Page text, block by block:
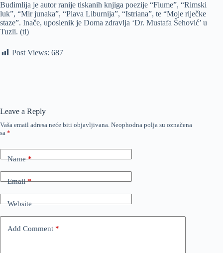
Budimlija je autor ranije tiskanih knjiga poezije “Fiume”, “Rimski
luk”, “Mir junaka”, “Plava Liburnija”, “Istriana”, te “Moje riječke
staze”. Inače, uposlenik je Doma zdravlja ‘Dr. Mustafa Šehović’ u
Tuzli. (tl)
Post Views: 687
Leave a Reply
Vaša email adresa neće biti objavljivana. Neophodna polja su označena
sa *
Name*
Email*
Website
Add Comment *